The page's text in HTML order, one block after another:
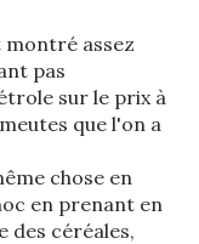
montré assez
pas
sur le prix à
que l'on a
chose en
en prenant en
des céréales,